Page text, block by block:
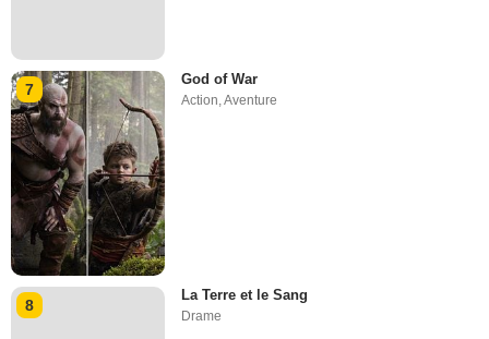
7
God of War
Action,Aventure
8
La Terre et le Sang
Drame